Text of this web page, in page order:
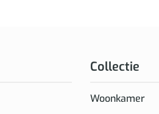
Collectie
Woonkamer